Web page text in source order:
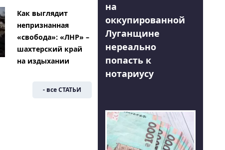
Как выглядит
непризнанная
«свобода»: «ЛНР» –
шахтерский край
на издыхании
- все СТАТЬИ
на
оккупированной
Луганщине
нереально
попасть к
нотариусу